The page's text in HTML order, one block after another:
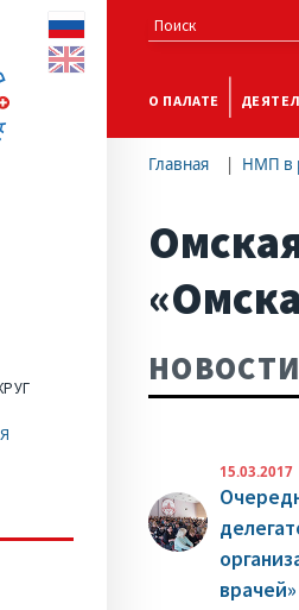
О ПАЛАТЕ
Главная НМП в
НОВОСТИ
15.03.2017
врачей»